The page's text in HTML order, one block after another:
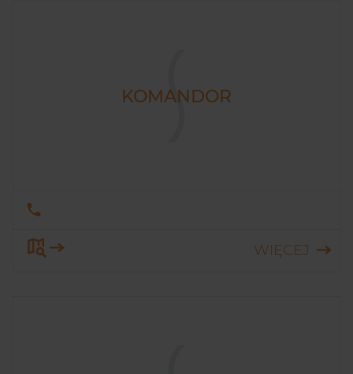
KOMANDOR
WIĘCEJ